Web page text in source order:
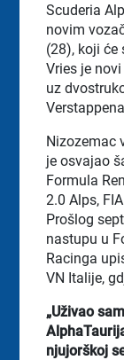
Scuderia
novim
(28), koji će
Vries je
uz
Nizozemac
je osvajao
Formula
2.0 Alps,
Prošlog
nastupu u
Racinga
VN Italije,
„Uživao
njujorškoj